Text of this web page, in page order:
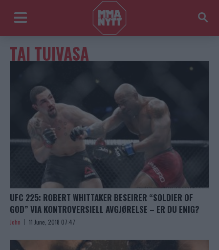
TAI TUIVASA
UFC 225: ROBERT WHITTAKER BESEIRER “SOLDIER OF
GOD” VIA KONTROVERSIELL AVGJØRELSE – ER DU ENIG?
John 11 June, 2018 07:47